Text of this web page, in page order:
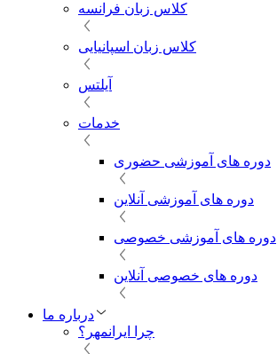
کلاس زبان فرانسه
کلاس زبان اسپانیایی
آیلتس
خدمات
دوره های آموزشی حضوری
دوره های آموزشی آنلاین
دوره های آموزشی خصوصی
دوره های خصوصی آنلاین
درباره ما
چرا ایرانمهر؟